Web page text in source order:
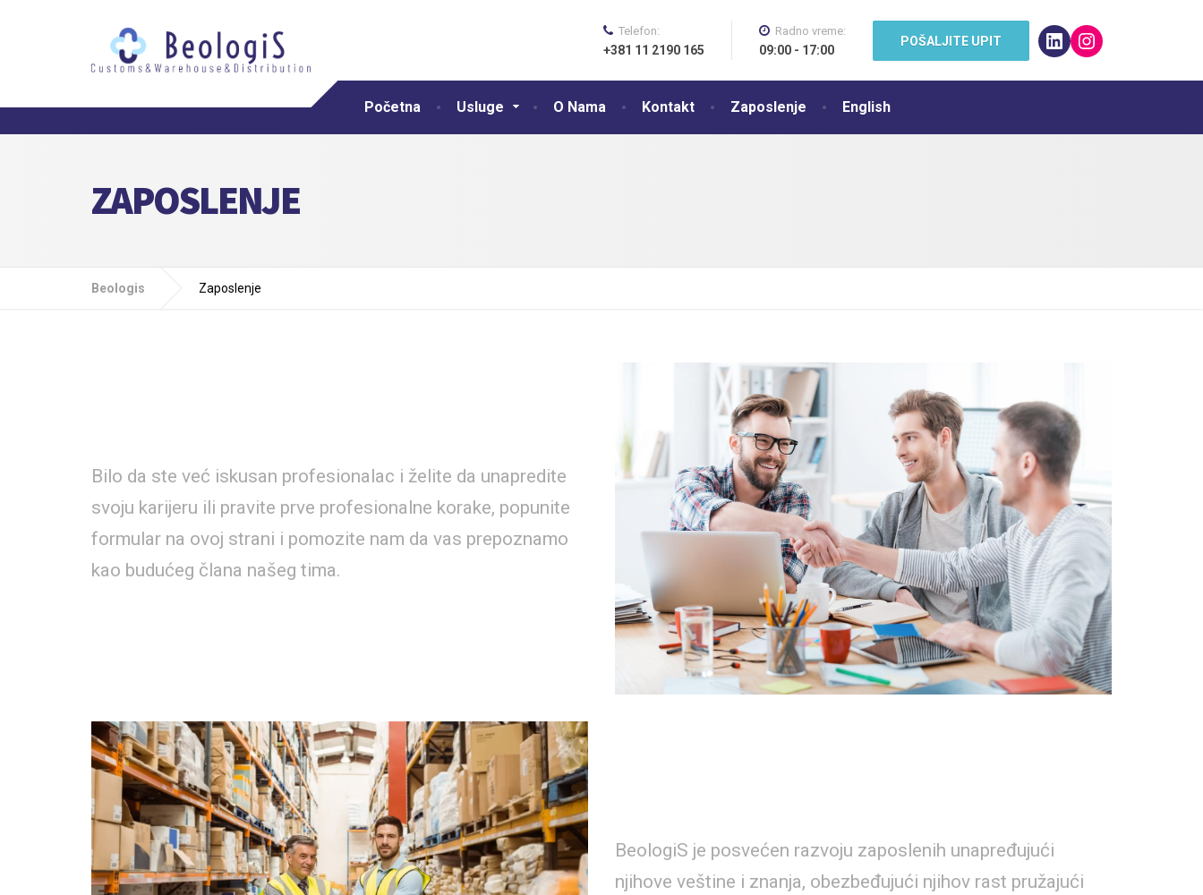
Početna Usluge O Nama Kontakt Zaposlenje English
Telefon:
+381 11 2190 165
Radno vreme:
09:00 - 17:00
POŠALJITE UPIT LinkedInInstagram
ZAPOSLENJE
Beologis Zaposlenje
Bilo da ste već iskusan profesionalac i želite da unapredite
svoju karijeru ili pravite prve profesionalne korake, popunite
formular na ovoj strani i pomozite nam da vas prepoznamo
kao budućeg člana našeg tima.
BeologiS je posvećen razvoju zaposlenih unapređujući
njihove veštine i znanja, obezbeđujući njihov rast pružajući